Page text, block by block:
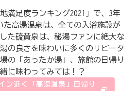
満足度ランキング2021」で、3年
た高湯温泉は、全ての入浴施設が
た硫黄泉は、秘湯ファンに絶大な
の良さを味わいに多くのリピータ
の「あったか湯」、旅館の日帰り
に味わってみては！？
ン近く「高湯温泉」日帰り